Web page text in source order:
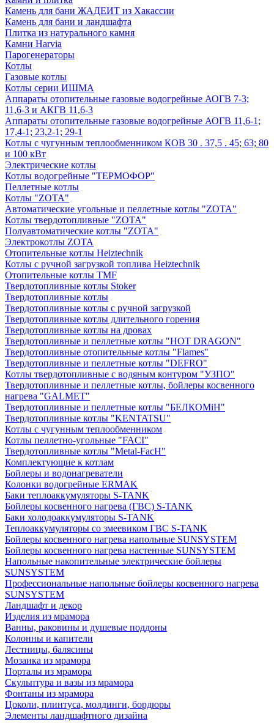
Камень для бани ЖАДЕИТ из Хакассии
Камень для бани и ландшафта
Плитка из натурального камня
Камни Harvia
Парогенераторы
Котлы
Газовые котлы
Котлы серии ИШМА
Аппараты отопительные газовые водогрейные АОГВ 7-3;
11,6-3 и АКГВ 11,6-3
Аппараты отопительные газовые водогрейные АОГВ 11,6-1;
17,4-1; 23,2-1; 29-1
Котлы с чугунным теплообменником КОВ 30 . 37,5 . 45; 63; 80
и 100 кВт
Электрические котлы
Котлы водогрейные "ТЕРМОФОР"
Пеллетные котлы
Котлы "ZOTA"
Автоматические угольные и пеллетные котлы "ZOTA"
Котлы твердотопливные "ZOTA"
Полуавтоматические котлы "ZOTA"
Электрокотлы ZOTA
Отопительные котлы Heiztechnik
Котлы с ручной загрузкой топлива Heiztechnik
Отопительные котлы TMF
Твердотопливные котлы Stoker
Твердотопливные котлы
Твердотопливные котлы с ручной загрузкой
Твердотопливные котлы длительного горения
Твердотопливные котлы на дровах
Твердотопливные и пеллетные котлы "HOT DRAGON"
Твердотопливные отопительные котлы "Flames"
Твердотопливные и пеллетные котлы "DEFRO"
Котлы твердотопливные с водяным контуром "УЗПО"
Твердотопливные и пеллетные котлы, бойлеры косвенного
нагрева "GALMET"
Твердотопливные и пеллетные котлы "БЕЛКОМiН"
Твердотопливные котлы "KENTATSU"
Котлы с чугунным теплообменником
Котлы пеллетно-угольные "FACI"
Твердотопливные котлы "Metal-FacH"
Комплектующие к котлам
Бойлеры и водонагреватели
Колонки водогрейные ERMAK
Баки теплоаккумуляторы S-TANK
Бойлеры косвенного нагрева (ГВС) S-TANK
Баки холодоаккумуляторы S-TANK
Теплоаккумуляторы со змеевиком ГВС S-TANK
Бойлеры косвенного нагрева напольные SUNSYSTEM
Бойлеры косвенного нагрева настенные SUNSYSTEM
Напольные накопительные электрические бойлеры
SUNSYSTEM
Профессиональные напольные бойлеры косвенного нагрева
SUNSYSTEM
Ландшафт и декор
Изделия из мрамора
Ванны, раковины и душевые поддоны
Колонны и капители
Лестницы, балясины
Мозаика из мрамора
Порталы из мрамора
Скульптура и вазы из мрамора
Фонтаны из мрамора
Цоколи, плинтуса, молдинги, бордюры
Элементы ландшафтного дизайна